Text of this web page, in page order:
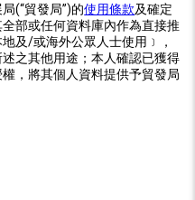
(“貿發局”)的使用條款及確定
部或任何資料庫內作為直接推
及/或海外公眾人士使用﹞，
述之其他用途；本人確認已獲得
，將其個人資料提供予貿發局